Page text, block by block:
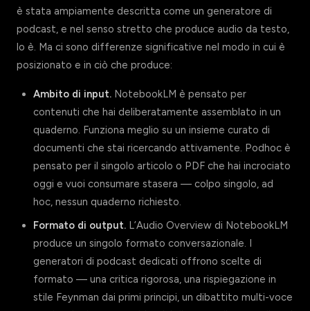
è stata ampiamente descritta come un generatore di
podcast, e nel senso stretto che produce audio da testo,
lo è. Ma ci sono differenze significative nel modo in cui è
posizionato e in ciò che produce:
Ambito di input. NotebookLM è pensato per
contenuti che hai deliberatamente assemblato in un
quaderno. Funziona meglio su un insieme curato di
documenti che stai ricercando attivamente. Podhoc è
pensato per il singolo articolo o PDF che hai incrociato
oggi e vuoi consumare stasera — colpo singolo, ad
hoc, nessun quaderno richiesto.
Formato di output. L’Audio Overview di NotebookLM
produce un singolo formato conversazionale. I
generatori di podcast dedicati offrono scelte di
formato — una critica rigorosa, una rispiegazione in
stile Feynman dai primi principi, un dibattito multi-voce